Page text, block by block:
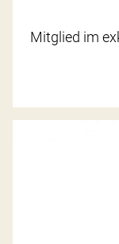
Mitglied im